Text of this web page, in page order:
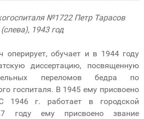
№1722 Петр Тарасов
(слева), 1943 год
оперирует, обучает и в 1944 году
диссертацию, посвященную
переломов бедра по
госпиталя. В 1945 ему присвоено
1946 г. работает в городской
году ему присвоено звание